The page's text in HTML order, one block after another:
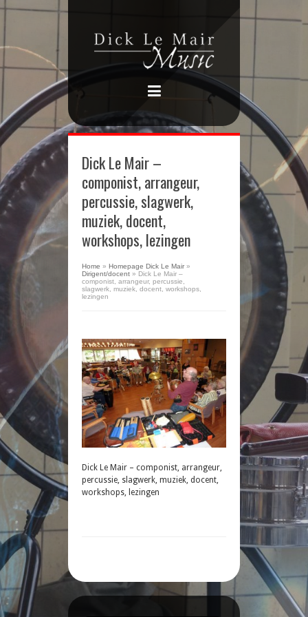
Dick Le Mair –
componist, arrangeur,
percussie, slagwerk,
muziek, docent,
workshops, lezingen
Home » Homepage Dick Le Mair »
Dirigent/docent » Dick Le Mair –
componist, arrangeur, percussie,
slagwerk, muziek, docent, workshops,
lezingen
Dick Le Mair – componist, arrangeur,
percussie, slagwerk, muziek, docent,
workshops, lezingen